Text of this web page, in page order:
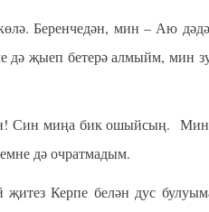
Беренчедән, мин – Аю
дә җыеп бетерә алмыйм, мин
Син миңа бик ошыйсың.
дә очратмадым.
Керпе белән дус